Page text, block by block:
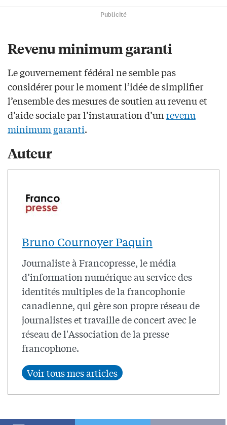
Publicité
Revenu minimum garanti
Le gouvernement fédéral ne semble pas
considérer pour le moment l’idée de simplifier
l’ensemble des mesures de soutien au revenu et
d’aide sociale par l’instauration d’unrevenu
minimum garanti.
Auteur
Bruno Cournoyer Paquin
Journaliste à Francopresse, le média
d’information numérique au service des
identités multiples de la francophonie
canadienne, qui gère son propre réseau de
journalistes et travaille de concert avec le
réseau de l'Association de la presse
francophone.